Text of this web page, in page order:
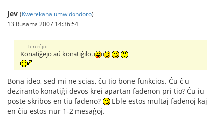
Jev (Kwerekana umwidondoro)
13 Rusama 2007 14:36:54
Terurĉjo:
Konatiĝejo aŭ konatiĝilo.
Bona ideo, sed mi ne scias, ĉu tio bone funkcios. Ĉu ĉiu
deziranto konatiĝi devos krei apartan fadenon pri tio? Ĉu iu
poste skribos en tiu fadeno?
Eble estos multaj fadenoj kaj
en ĉiu estos nur 1-2 mesaĝoj.